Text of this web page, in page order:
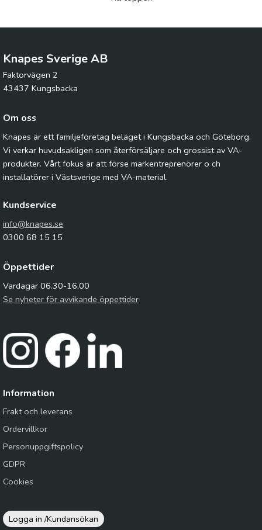
Knapes Sverige AB
Faktorvägen 2
43437 Kungsbacka
Om oss
Knapes är ett familjeföretag beläget i Kungsbacka och Göteborg.
Vi verkar huvudsakligen som återförsäljare och grossist av VA-
produkter. Vårt fokus är att förse markentreprenörer o ch
installatörer i Västsverige med VA-material.
Kundservice
info@knapes.se
0300 68 15 15
Öppettider
Vardagar 06.30-16.00
Se nyheter för avvikande öppettider
Information
Frakt och leverans
Ordervillkor
Personuppgiftspolicy
GDPR
Cookies
Logga in /Kundansökan